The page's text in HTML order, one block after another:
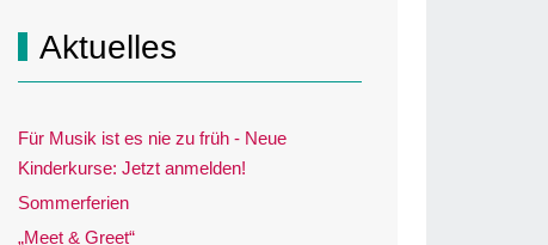
Aktuelles
Für Musik ist es nie zu früh - Neue
Kinderkurse: Jetzt anmelden!
Sommerferien
„Meet & Greet“